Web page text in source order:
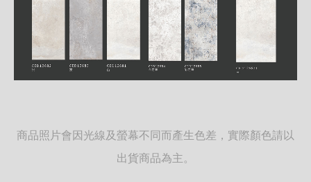
商品照片會因光線及螢幕不同而產生色差，實際顏色請以
出貨商品為主。